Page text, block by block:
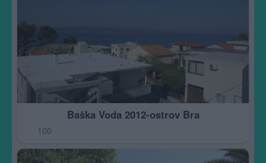
Baška Voda 2012-ostrov Bra
100